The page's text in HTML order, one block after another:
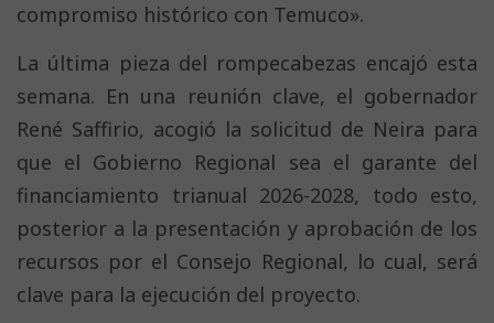
compromiso histórico con Temuco».
La última pieza del rompecabezas encajó esta
semana. En una reunión clave, el gobernador
René Saffirio, acogió la solicitud de Neira para
que el Gobierno Regional sea el garante del
financiamiento trianual 2026-2028, todo esto,
posterior a la presentación y aprobación de los
recursos por el Consejo Regional, lo cual, será
clave para la ejecución del proyecto.